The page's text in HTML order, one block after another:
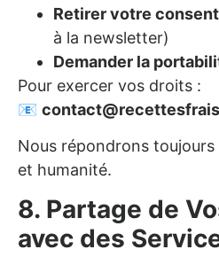
Retirer votre
à la newsletter)
Demander la
Pour exercer vos droits :
📧
Nous répondrons
et humanité.
8. Partage de
avec des